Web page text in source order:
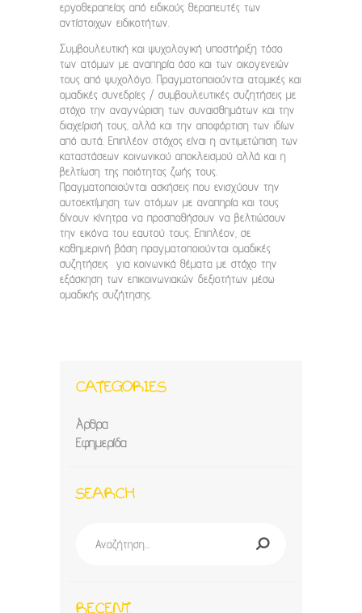
εργοθεραπείας από ειδικούς θεραπευτές των
αντίστοιχων ειδικοτήτων.
Συμβουλευτική και ψυχολογική υποστήριξη τόσο
των ατόμων με αναπηρία όσο και των οικογενειών
τους από ψυχολόγο. Πραγματοποιούνται ατομικές και
ομαδικές συνεδρίες / συμβουλευτικές συζητήσεις με
στόχο την αναγνώριση των συναισθημάτων και την
διαχείρισή τους, αλλά και την αποφόρτιση των ιδίων
από αυτά. Επιπλέον στόχος είναι η αντιμετώπιση των
καταστάσεων κοινωνικού αποκλεισμού αλλά και η
βελτίωση της ποιότητας ζωής τους.
Πραγματοποιούνται ασκήσεις που ενισχύουν την
αυτοεκτίμηση των ατόμων με αναπηρία και τους
δίνουν κίνητρα να προσπαθήσουν να βελτιώσουν
την εικόνα του εαυτού τους. Επιπλέον, σε
καθημερινή βάση πραγματοποιούνται ομαδικές
συζητήσεις για κοινωνικά θέματα με στόχο την
εξάσκηση των επικοινωνιακών δεξιοτήτων μέσω
ομαδικής συζήτησης.
CATEGORIES
Άρθρα
Εφημερίδα
SEARCH